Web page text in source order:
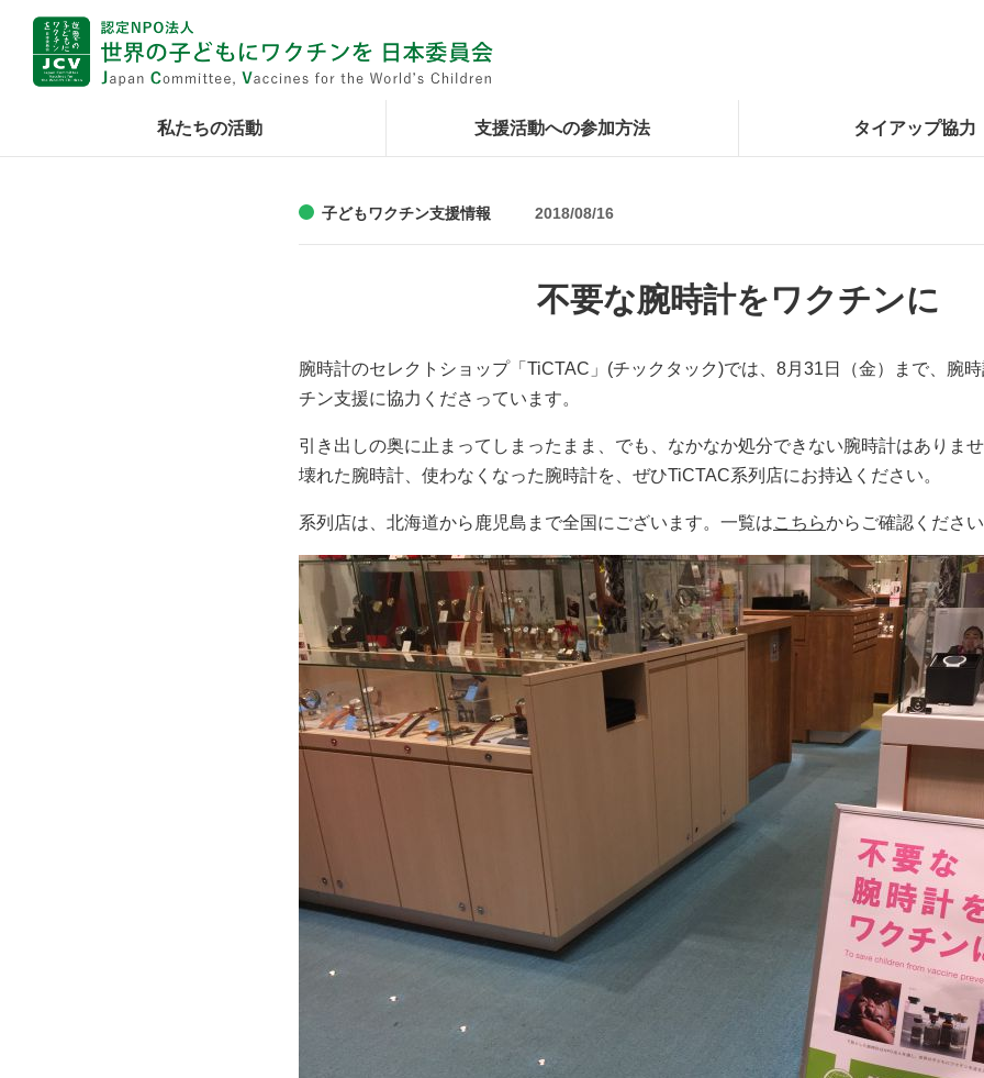
私たちの活動 支援活動への参加方法 タイアップ協力
子どもワクチン支援情報 2018/08/16
不要な腕時計をワクチンに
腕時計のセレクトショップ「TiCTAC」(チックタック)では、8月31日（金）まで、腕
チン支援に協力くださっています。
引き出しの奥に止まってしまったまま、でも、なかなか処分できない腕時計はありま
壊れた腕時計、使わなくなった腕時計を、ぜひTiCTAC系列店にお持込ください。
系列店は、北海道から鹿児島まで全国にございます。一覧はこちらからご確認くださ